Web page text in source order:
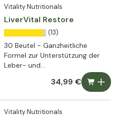
Vitality Nutritionals
LiverVital Restore
(13)
30 Beutel - Ganzheitliche
Formel zur Unterstützung der
Leber- und
34,99 €
Vitality Nutritionals